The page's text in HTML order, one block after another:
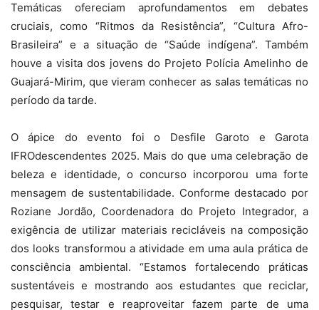
Temáticas ofereciam aprofundamentos em debates
cruciais, como “Ritmos da Resistência”, “Cultura Afro-
Brasileira” e a situação de “Saúde indígena”. Também
houve a visita dos jovens do Projeto Polícia Amelinho de
Guajará-Mirim, que vieram conhecer as salas temáticas no
período da tarde.
O ápice do evento foi o Desfile Garoto e Garota
IFROdescendentes 2025. Mais do que uma celebração de
beleza e identidade, o concurso incorporou uma forte
mensagem de sustentabilidade. Conforme destacado por
Roziane Jordão, Coordenadora do Projeto Integrador, a
exigência de utilizar materiais recicláveis na composição
dos looks transformou a atividade em uma aula prática de
consciência ambiental. “Estamos fortalecendo práticas
sustentáveis e mostrando aos estudantes que reciclar,
pesquisar, testar e reaproveitar fazem parte de uma